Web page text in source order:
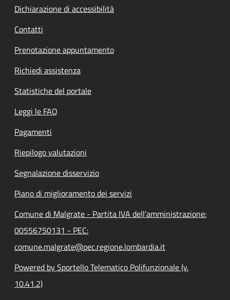
Dichiarazione di accessibilità
Contatti
Prenotazione appuntamento
Richiedi assistenza
Statistiche del portale
Leggi le FAQ
Pagamenti
Riepilogo valutazioni
Segnalazione disservizio
Piano di miglioramento dei servizi
Comune di Malgrate - Partita IVA dell'amministrazione:
00556750131 - PEC:
comune.malgrate@pec.regione.lombardia.it
Powered by Sportello Telematico Polifunzionale (v.
10.41.2)